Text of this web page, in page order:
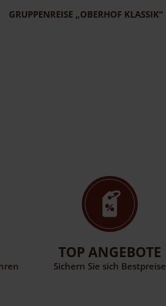
GRUPPENREISE „OBERHOF KLASSIK“
TOP ANGEBOTE
Sichern Sie sich Bestpreise